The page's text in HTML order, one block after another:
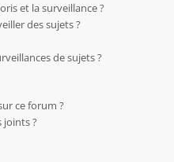
et la surveillance ?
des sujets ?
de sujets ?
ce forum ?
?